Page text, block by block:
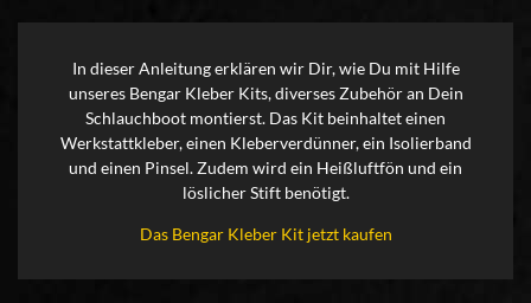
In dieser Anleitung erklären wir Dir, wie Du mit Hilfe
unseres Bengar Kleber Kits, diverses Zubehör an Dein
Schlauchboot montierst. Das Kit beinhaltet einen
Werkstattkleber, einen Kleberverdünner, ein Isolierband
und einen Pinsel. Zudem wird ein Heißluftfön und ein
löslicher Stift benötigt.
Das Bengar Kleber Kit jetzt kaufen